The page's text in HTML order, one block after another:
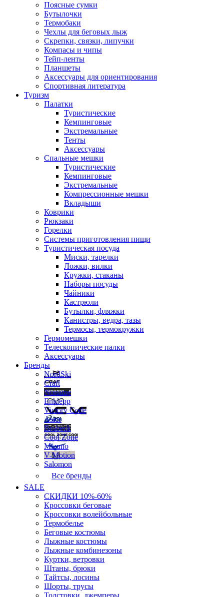
Поясные сумки
Бутылочки
Термобаки
Чехлы для беговых лыж
Скрепки, связки, липучки
Компасы и чипы
Тейп-ленты
Планшеты
Аксессуары для ориентирования
Спортивная литература
Туризм
Палатки
Туристические
Кемпинговые
Экстремальные
Тенты
Аксессуары
Спальные мешки
Туристические
Кемпинговые
Экстремальные
Компрессионные мешки
Вкладыши
Коврики
Рюкзаки
Горелки
Системы приготовления пищи
Туристическая посуда
Миски, тарелки
Ложки, вилки
Кружки, стаканы
Наборы посуды
Чайники
Кастрюли
Бутылки, фляжки
Канистры, ведра, тазы
Термосы, термокружки
Гермомешки
Телескопические палки
Аксессуары
Бренды
NordSki
Craft
Noname
Enklepp
Victory Code
Asics
Brubeck
Cool Zone
Mizuno
V-Motion
Salomon
Все бренды
SALE
СКИДКИ 10%-60%
Кроссовки беговые
Кроссовки волейбольные
Термобелье
Беговые костюмы
Лыжные костюмы
Лыжные комбинезоны
Куртки, ветровки
Штаны, брюки
Тайтсы, лосины
Шорты, трусы
Толстовки, джемперы